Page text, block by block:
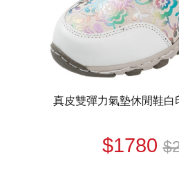
真皮雙彈力氣墊休閒鞋白
$1780